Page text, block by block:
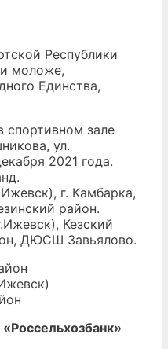
Республики
моложе,
Единства,
спортивном зале
ул.
2021 года.
г. Камбарка,
район.
Кезский
ДЮСШ Завьялово.